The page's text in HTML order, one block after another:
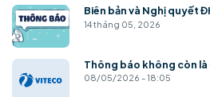
Biên bản và Nghị quyết
14 tháng 05, 2026
Thông báo không còn
08/05/2026 - 18:05